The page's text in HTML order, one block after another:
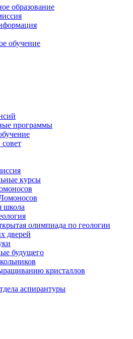
образование
обучение
программы
курсы
школа
олимпиада по геологии
дверей
будущего
кристаллов
аспирантуры